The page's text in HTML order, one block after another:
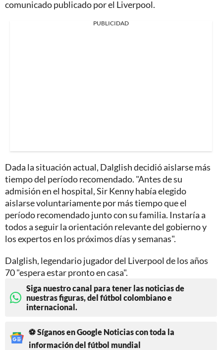
comunicado publicado por el Liverpool.
PUBLICIDAD
Dada la situación actual, Dalglish decidió aislarse más
tiempo del período recomendado. "Antes de su
admisión en el hospital, Sir Kenny había elegido
aislarse voluntariamente por más tiempo que el
período recomendado junto con su familia. Instaría a
todos a seguir la orientación relevante del gobierno y
los expertos en los próximos días y semanas".
Dalglish, legendario jugador del Liverpool de los años
70 "espera estar pronto en casa".
Siga nuestro canal para tener las noticias de
nuestras figuras, del fútbol colombiano e
internacional.
⚽ Síganos en Google Noticias con toda la
información del fútbol mundial